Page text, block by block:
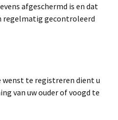
afgeschermd is en dat
regelmatig gecontroleerd
wenst te registreren dient u
van uw ouder of voogd te